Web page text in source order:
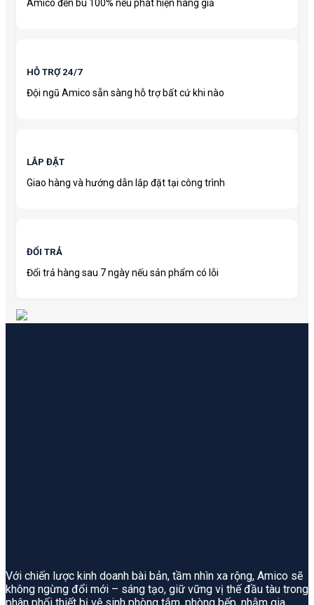
Amico đền bù 100% nếu phát hiện hàng giả
HỖ TRỢ 24/7
Đội ngũ Amico sẵn sàng hỗ trợ bất cứ khi nào
LẮP ĐẶT
Giao hàng và hướng dẫn lắp đặt tại công trình
ĐỔI TRẢ
Đổi trả hàng sau 7 ngày nếu sản phẩm có lỗi
Với chiến lược kinh doanh bài bản, tầm nhìn xa rộng, Amico sẽ
không ngừng đổi mới – sáng tạo, giữ vững vị thế đầu tàu trong